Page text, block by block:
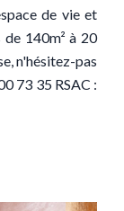
de vie et
140m² à 20
n'hésitez-pas
73 35 RSAC :